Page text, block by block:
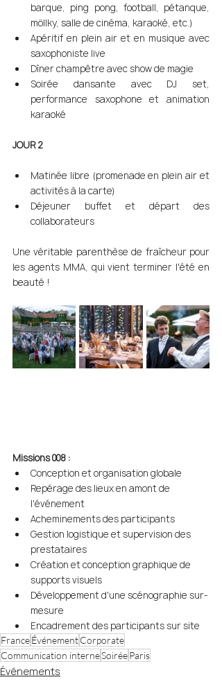
barque, ping pong, football, pétanque,
möllky, salle de cinéma, karaoké, etc.)
Apéritif en plein air et en musique avec
saxophoniste live
Dîner champêtre avec show de magie
Soirée dansante avec DJ set,
performance saxophone et animation
karaoké
JOUR 2
Matinée libre (promenade en plein air et
activités à la carte)
Déjeuner buffet et départ des
collaborateurs
Une véritable parenthèse de fraîcheur pour
les agents MMA, qui vient terminer l'été en
beauté !
Missions 008 :
Conception et organisation globale
Repérage des lieux en amont de
l'événement
Acheminements des participants
Gestion logistique et supervision des
prestataires
Création et conception graphique de
supports visuels
Développement d'une scénographie sur-
mesure
Encadrement des participants sur site
FranceÉvénementCorporate
Communication interneSoiréeParis
Événements